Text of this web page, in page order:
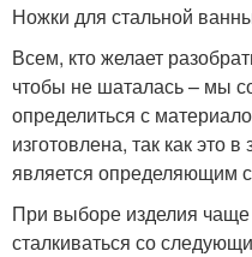
Ножки для стальной
Всем, кто желает
чтобы не шаталась – мы
определиться с
изготовлена, так как это
является определяющим
При выборе изделия чаще
сталкиваться со